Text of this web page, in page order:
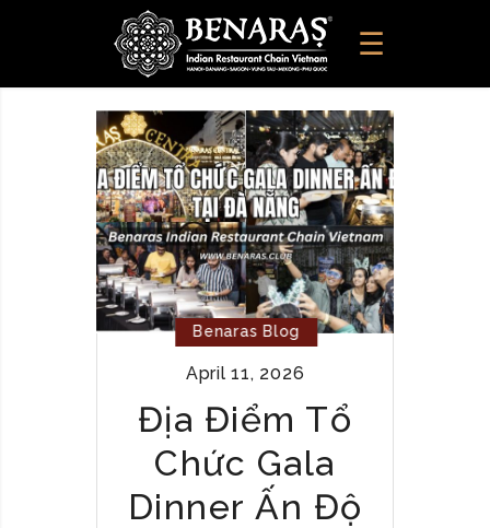
Benaras Blog
April 11, 2026
Địa Điểm Tổ
Chức Gala
Dinner Ấn Độ